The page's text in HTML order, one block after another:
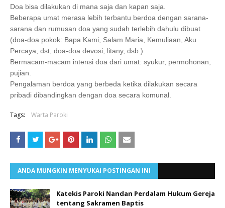
Doa bisa dilakukan di mana saja dan kapan saja.
Beberapa umat merasa lebih terbantu berdoa dengan sarana-
sarana dan rumusan doa yang sudah terlebih dahulu dibuat
(doa-doa pokok: Bapa Kami, Salam Maria, Kemuliaan, Aku
Percaya, dst; doa-doa devosi, litany, dsb.).
Bermacam-macam intensi doa dari umat: syukur, permohonan,
pujian.
Pengalaman berdoa yang berbeda ketika dilakukan secara
pribadi dibandingkan dengan doa secara komunal.
Tags: Warta Paroki
ANDA MUNGKIN MENYUKAI POSTINGAN INI
Katekis Paroki Nandan Perdalam Hukum Gereja
tentang Sakramen Baptis